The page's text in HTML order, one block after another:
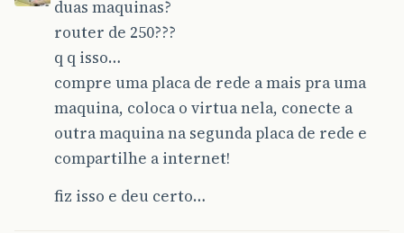
duas maquinas?
router de 250???
q q isso…
compre uma placa de rede a mais pra uma
maquina, coloca o virtua nela, conecte a
outra maquina na segunda placa de rede e
compartilhe a internet!
fiz isso e deu certo…